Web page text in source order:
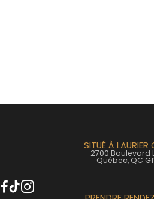
SITUÉ À LAURIER
2700 Boulevard
Québec, QC